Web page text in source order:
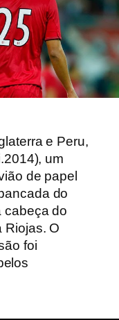
e Peru,
um
de papel
do
cabeça do
Riojas. O
foi